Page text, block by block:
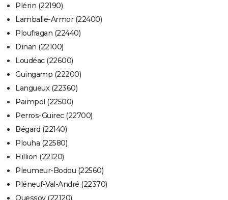
Plérin (22190)
Lamballe-Armor (22400)
Ploufragan (22440)
Dinan (22100)
Loudéac (22600)
Guingamp (22200)
Langueux (22360)
Paimpol (22500)
Perros-Guirec (22700)
Bégard (22140)
Plouha (22580)
Hillion (22120)
Pleumeur-Bodou (22560)
Pléneuf-Val-André (22370)
Quessoy (22120)